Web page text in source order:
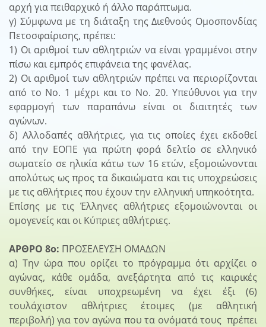
αρχή για πειθαρχικό ή άλλο παράπτωμα.
γ) Σύμφωνα με τη διάταξη της Διεθνούς Ομοσπονδίας
Πετοσφαίρισης, πρέπει:
1) Οι αριθμοί των αθλητριών να είναι γραμμένοι στην
πίσω και εμπρός επιφάνεια της φανέλας.
2) Οι αριθμοί των αθλητριών πρέπει να περιορίζονται
από το Νο. 1 μέχρι και το Νο. 20. Υπεύθυνοι για την
εφαρμογή των παραπάνω είναι οι διαιτητές των
αγώνων.
δ) Αλλοδαπές αθλήτριες, για τις οποίες έχει εκδοθεί
από την ΕΟΠΕ για πρώτη φορά δελτίο σε ελληνικό
σωματείο σε ηλικία κάτω των 16 ετών, εξομοιώνονται
απολύτως ως προς τα δικαιώματα και τις υποχρεώσεις
με τις αθλήτριες που έχουν την ελληνική υπηκοότητα.
Επίσης με τις Έλληνες αθλήτριες εξομοιώνονται οι
ομογενείς και οι Κύπριες αθλήτριες.
ΑΡΘΡΟ 8ο: ΠΡΟΣΕΛΕΥΣΗ ΟΜΑΔΩΝ
α) Την ώρα που ορίζει το πρόγραμμα ότι αρχίζει ο
αγώνας, κάθε ομάδα, ανεξάρτητα από τις καιρικές
συνθήκες, είναι υποχρεωμένη να έχει έξι (6)
τουλάχιστον αθλήτριες έτοιμες (με αθλητική
περιβολή) για τον αγώνα που τα ονόματά τους πρέπει